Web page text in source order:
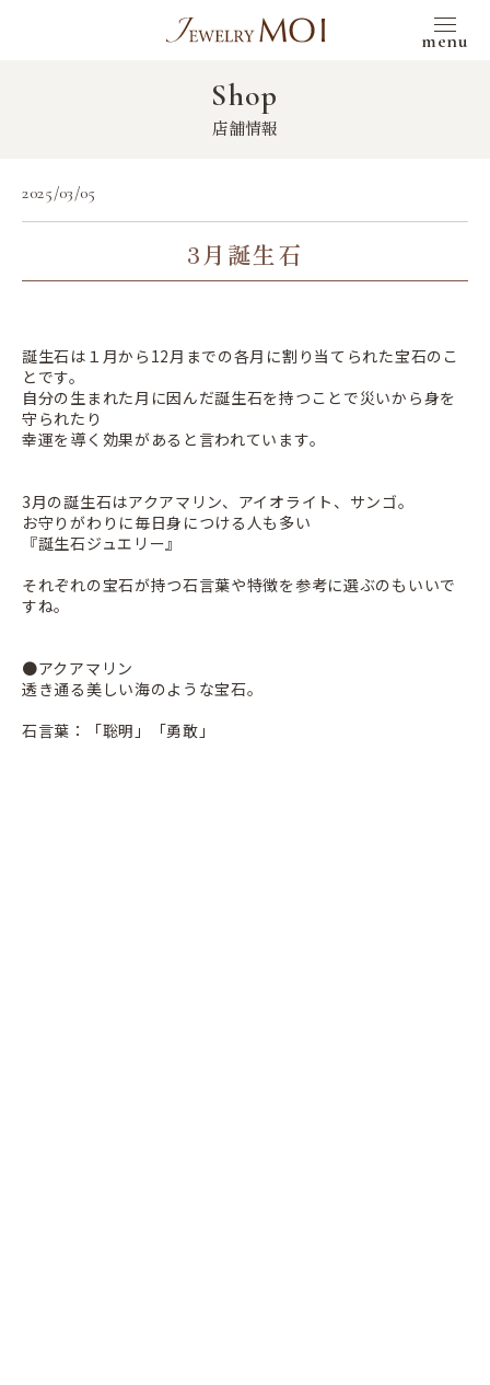
menu
Shop
店舗情報
2025/03/05
3月誕生石
誕生石は１月から12月までの各月に割り当てられた宝石のこ
とです。
自分の生まれた月に因んだ誕生石を持つことで災いから身を
守られたり
幸運を導く効果があると言われています。
3月の誕生石はアクアマリン、アイオライト、サンゴ。
お守りがわりに毎日身につける人も多い
『誕生石ジュエリー』
それぞれの宝石が持つ石言葉や特徴を参考に選ぶのもいいで
すね。
●アクアマリン
透き通る美しい海のような宝石。
石言葉：「聡明」「勇敢」